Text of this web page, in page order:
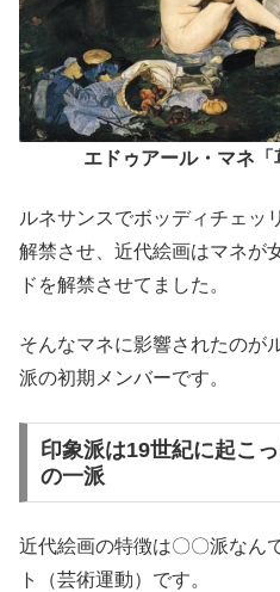
エドゥアール・マネ
ルネサンスでボッディチェッ
解禁させ、近代絵画はマネが
ドを解禁させてました。
そんなマネに影響されたのが
派の初期メンバーです。
印象派は19世紀に起こ
の一派
近代絵画の特徴は〇〇派なん
ト（芸術運動）です。